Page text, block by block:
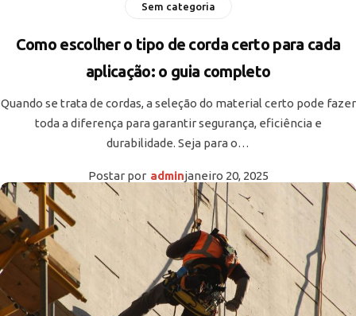
Sem categoria
Como escolher o tipo de corda certo para cada
aplicação: o guia completo
Quando se trata de cordas, a seleção do material certo pode fazer
toda a diferença para garantir segurança, eficiência e
durabilidade. Seja para o…
Postar por adminjaneiro 20, 2025